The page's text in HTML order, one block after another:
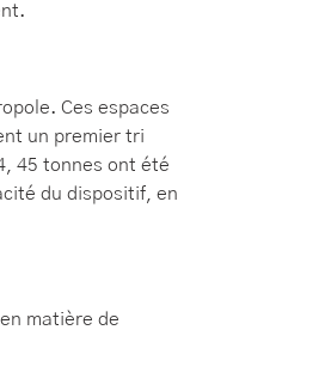
Ces espaces
un premier tri
45 tonnes ont été
du dispositif, en
matière de